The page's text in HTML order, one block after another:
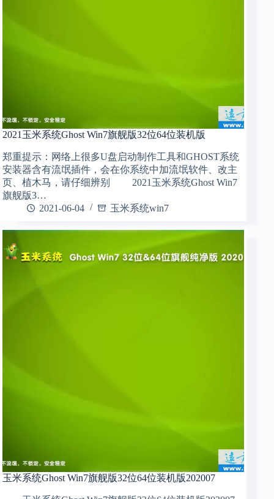
2021玉米系统Ghost Win7旗舰版32位64位装机版
郑重提示：网络上很多U盘启动制作工具和GHOST系统
安装器含有流氓插件，会在你系统中加流氓软件、改主
页、植木马，请仔细辨别 2021玉米系统Ghost Win7
旗舰版3…
2021-06-04
玉米系统win7
玉米系统Ghost Win7旗舰版32位64位装机版202007